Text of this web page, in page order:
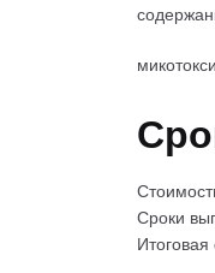
Сроки